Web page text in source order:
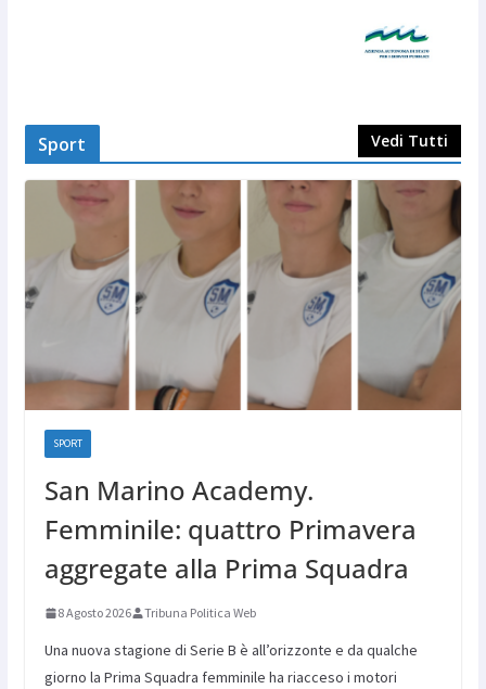
Sport Vedi Tutti
SPORT
San Marino Academy.
Femminile: quattro Primavera
aggregate alla Prima Squadra
8 Agosto 2026 Tribuna Politica Web
Una nuova stagione di Serie B è all’orizzonte e da qualche
giorno la Prima Squadra femminile ha riacceso i motori